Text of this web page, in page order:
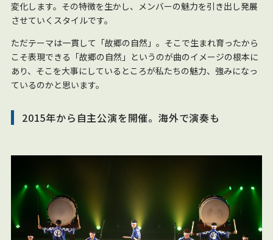
変化します。その特徴を生かし、メンバーの魅力を引き出し発展
させていくスタイルです。
ただテーマは一貫して「故郷の自然」。そこで生まれ育ったから
こそ表現できる「故郷の自然」というのが曲のイメージの根本に
あり、そこを大事にしているところが私たちの魅力、強みになっ
ているのかと思います。
2015年から自主公演を開催。海外で演奏も